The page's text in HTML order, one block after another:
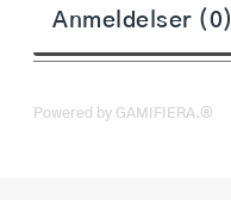
Anmeldelser (0)
Powered by GAMIFIERA.®